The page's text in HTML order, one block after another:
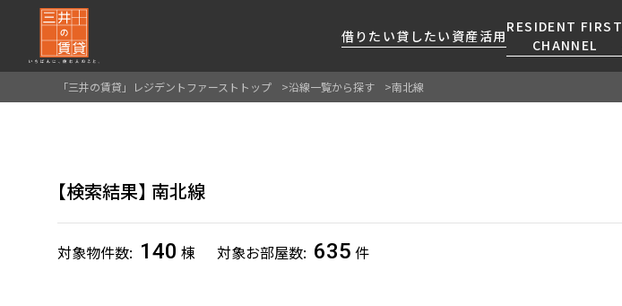
借りたい貸したい 資産活用
RESIDENT FIRST
CHANNEL
ご提供するサービスをご紹介します
くご提案します
最適なプランをご提案します
ご相談も承ります
各種サービスをご紹介します
「三井の賃貸」レジデントファーストトップ 沿線一覧から探す 南北線
検索結果 南北線
対象物件数 140 棟 対象お部屋数 635 件